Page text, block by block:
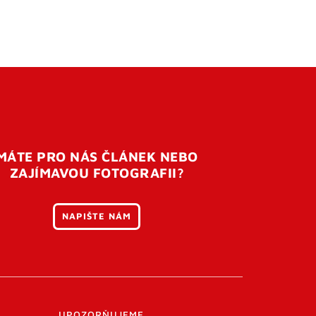
PRO NÁS ČLÁNEK NEBO
ZAJÍMAVOU FOTOGRAFII?
NAPIŠTE NÁM